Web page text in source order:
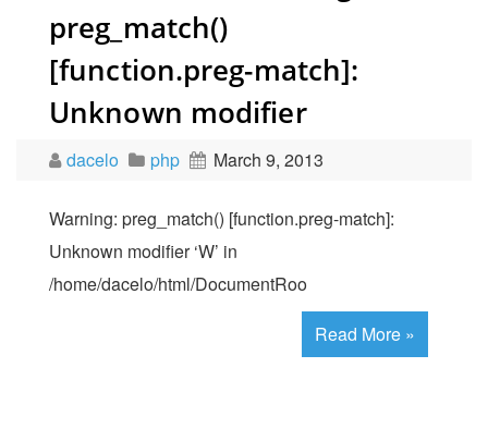
preg_match()
[function.preg-match]:
Unknown modifier
dacelo php March 9, 2013
Warning: preg_match() [function.preg-match]:
Unknown modifier ‘W’ in
/home/dacelo/html/DocumentRoo
Read More »